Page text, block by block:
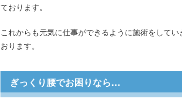
ております。
これからも元気に仕事ができるように施術をして
おります。
ぎっくり腰でお困りなら…